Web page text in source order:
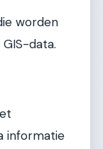
worden
data.
informatie